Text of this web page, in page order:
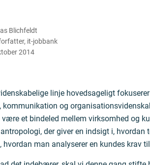
Blichfeldt
, it-jobbank
2014
linje hovedsageligt
og
et bindeled mellem virksomhed og
der giver en indsigt i, hvordan
hvordan man analyserer en kundes krav